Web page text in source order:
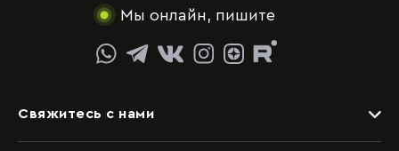
Мы онлайн, пишите
Свяжитесь с нами
Задать вопрос